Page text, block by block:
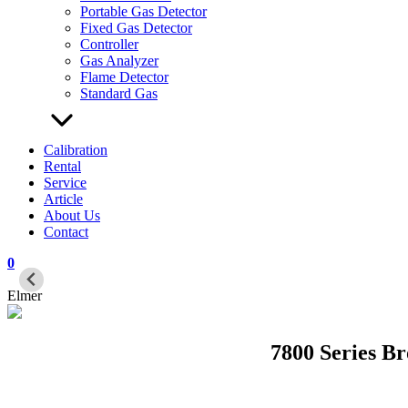
Portable Gas Detector
Fixed Gas Detector
Controller
Gas Analyzer
Flame Detector
Standard Gas
Calibration
Rental
Service
Article
About Us
Contact
0
Elmer
7800 Series